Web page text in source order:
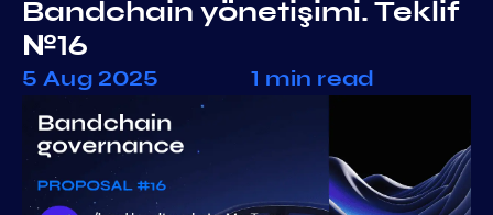
Bandchain yönetişimi. Teklif
№16
5 Aug 2025 1 min read